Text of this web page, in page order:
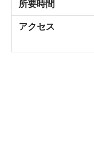
所要時間
アクセス